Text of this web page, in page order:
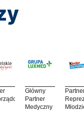
Główny
Partner
Medyczny